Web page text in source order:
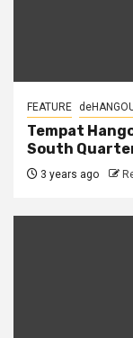
FEATURE
Tempat
South
3 years ago